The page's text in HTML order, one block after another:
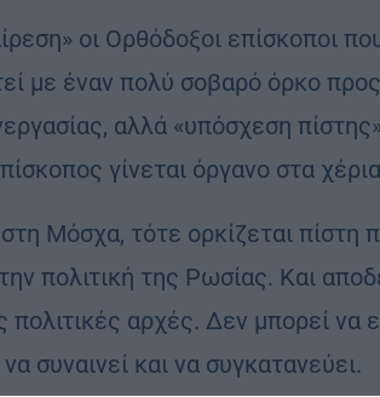
οι Ορθόδοξοι επίσκοποι
με έναν πολύ σοβαρό όρκο
αλλά «υπόσχεση
γίνεται όργανο στα
Μόσχα, τότε ορκίζεται πίστη
πολιτική της Ρωσίας. Και
αρχές. Δεν μπορεί να
συναινεί και να συγκατανεύει.